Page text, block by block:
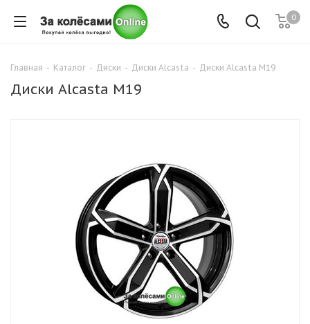
0
Главная - Каталог - Диски - Диски Alcasta - Диски Alcasta M19
Диски Alcasta M19